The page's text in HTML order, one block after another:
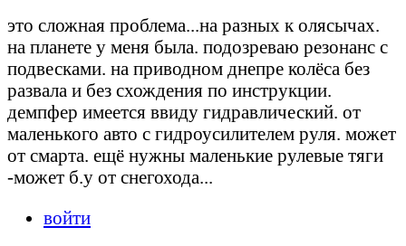
это сложная проблема...на разных к олясычах.
на планете у меня была. подозреваю резонанс с
подвесками. на приводном днепре колёса без
развала и без схождения по инструкции.
демпфер имеется ввиду гидравлический. от
маленького авто с гидроусилителем руля. может
от смарта. ещё нужны маленькие рулевые тяги
-может б.у от снегохода...
войти